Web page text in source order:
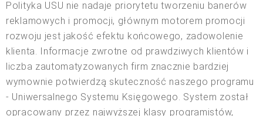
Polityka USU nie nadaje priorytetu tworzeniu banerów
reklamowych i promocji, głównym motorem promocji
rozwoju jest jakość efektu końcowego, zadowolenie
klienta. Informacje zwrotne od prawdziwych klientów i
liczba zautomatyzowanych firm znacznie bardziej
wymownie potwierdzą skuteczność naszego programu
- Uniwersalnego Systemu Księgowego. System został
opracowany przez najwyższej klasy programistów,